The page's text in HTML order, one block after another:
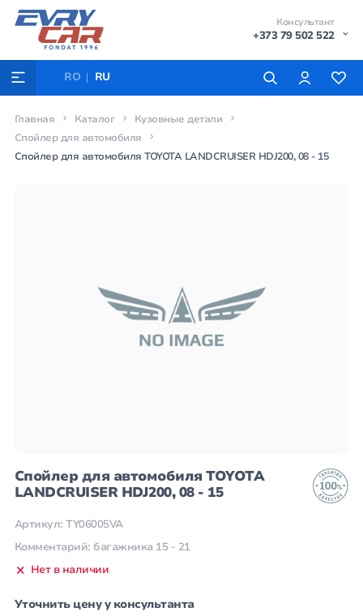
Консультант
+373 79 502 522
RO RU
Главная Каталог
Кузовные детали
Спойлер для автомобиля
Спойлер для автомобиля TOYOTA LANDCRUISER HDJ200, 08 - 15
Спойлер для автомобиля TOYOTA
LANDCRUISER HDJ200, 08 - 15
Артикул: TY06005VA
Комментарий: багажника 15 - 21
Нет в наличии
Уточнить цену у консультанта